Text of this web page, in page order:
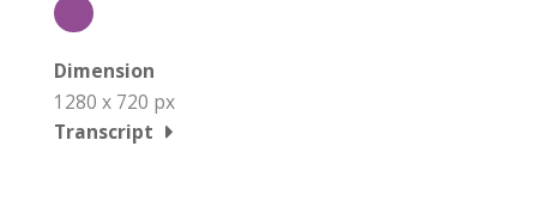
Dimension
1280 x 720 px
Transcript